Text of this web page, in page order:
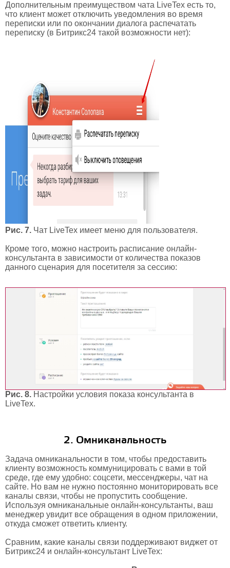
Дополнительным преимуществом чата LiveTex есть то,
что клиент может отключить уведомления во время
переписки или по окончании диалога распечатать
переписку (в Битрикс24 такой возможности нет):
Рис. 7. Чат LiveTex имеет меню для пользователя.
Кроме того, можно настроить расписание онлайн-
консультанта в зависимости от количества показов
данного сценария для посетителя за сессию:
Рис. 8. Настройки условия показа консультанта в
LiveTex.
2. Омниканальность
Задача омниканальности в том, чтобы предоставить
клиенту возможность коммуницировать с вами в той
среде, где ему удобно: соцсети, мессенджеры, чат на
сайте. Но вам не нужно постоянно мониторировать все
каналы связи, чтобы не пропустить сообщение.
Используя омниканальные онлайн-консультанты, ваш
менеджер увидит все обращения в одном приложении,
откуда сможет ответить клиенту.
Сравним, какие каналы связи поддерживают виджет от
Битрикс24 и онлайн-консультант LiveTex: